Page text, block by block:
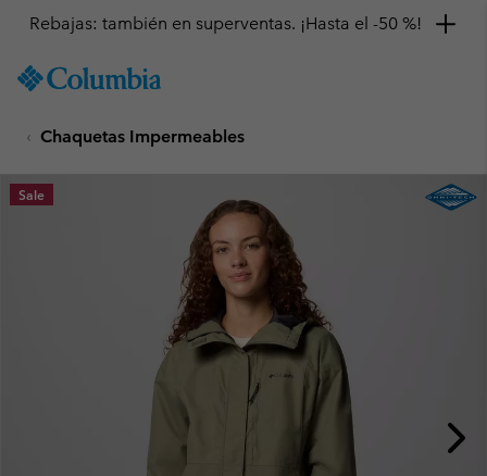
TO
SKIP
MAIN
NAV
Rebajas: también en superventas. ¡Hasta el -50 %!
Chaquetas Impermeables
Sale